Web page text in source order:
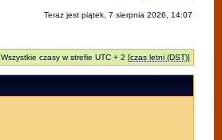
Teraz jest piątek, 7 sierpnia 2026, 14:07
Wszystkie czasy w strefie UTC + 2 [czas letni (DST)]